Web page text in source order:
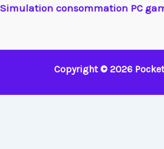
Simulation consommation PC
Copyright © 2026